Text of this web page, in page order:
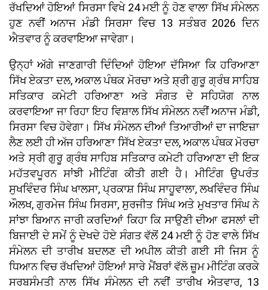
ਰੱਖਦਿਆਂ ਹੋਇਆਂ ਸਿਰਸਾ ਵਿਖੇ 24 ਮਈ ਨੂੰ ਹੋਣ ਵਾਲਾ ਸਿੱਖ ਸੰਮੇਲਨ
ਹੁਣ ਨਵੀਂ ਅਨਾਜ ਮੰਡੀ ਸਿਰਸਾ ਵਿਚ 13 ਸਤੰਬਰ 2026 ਦਿਨ
ਐਤਵਾਰ ਨੂੰ ਕਰਵਾਇਆ ਜਾਵੇਗਾ।
ਉਨ੍ਹਾਂ ਅੱਗੇ ਜਾਣਗਾਰੀ ਦਿੰਦਿਆਂ ਹੋਇਆ ਦੱਸਿਆ ਕਿ ਹਰਿਆਣਾ
ਸਿੱਖ ਏਕਤਾ ਦਲ, ਅਕਾਲ ਪੰਥਕ ਮੋਰਚਾ ਅਤੇ ਸ਼੍ਰੀ ਗੁਰੂ ਗ੍ਰੰਥ ਸਾਹਿਬ
ਸਤਿਕਾਰ ਕਮੇਟੀ ਹਰਿਆਣਾ ਅਤੇ ਸੰਗਤ ਦੇ ਸਹਿਯੋਗ ਨਾਲ
ਕਰਵਾਇਆ ਜਾ ਰਿਹਾ ਇਹ ਵਿਸ਼ਾਲ ਸਿੱਖ ਸੰਮੇਲਨ ਨਵੀਂ ਅਨਾਜ ਮੰਡੀ,
ਸਿਰਸਾ ਵਿਚ ਹੋਵੇਗਾ। ਸਿੱਖ ਸੰਮੇਲਨ ਦੀਆਂ ਤਿਆਰੀਆਂ ਦਾ ਜਾਇਜ਼ਾ
ਲੈਣ ਲਈ ਹੀ ਅੱਜ ਹਰਿਆਣਾ ਸਿੱਖ ਏਕਤਾ ਦਲ, ਅਕਾਲ ਪੰਥਕ ਮੋਰਚਾ
ਅਤੇ ਸ੍ਰੀ ਗੁਰੂ ਗ੍ਰੰਥ ਸਾਹਿਬ ਸਤਿਕਾਰ ਕਮੇਟੀ ਹਰਿਆਣਾ ਦੀ ਇਕ
ਮਹੱਤਵਪੂਰਨ ਸਾਂਝੀ ਮੀਟਿੰਗ ਕੀਤੀ ਗਈ ਹੈ। ਮੀਟਿੰਗ ਉਪਰੰਤ
ਸੁਖਵਿੰਦਰ ਸਿੰਘ ਖਾਲਸਾ, ਪ੍ਰਕਾਸ਼ ਸਿੰਘ ਸਾਹੂਵਾਲਾ, ਲਖਵਿੰਦਰ ਸਿੰਘ
ਔਲਖ, ਗੁਰਮੇਜ ਸਿੰਘ ਸਿਰਸਾ, ਸੁਰਜੀਤ ਸਿੰਘ ਅਤੇ ਮੁਖਤਾਰ ਸਿੰਘ ਨੇ
ਸਾਂਝਾ ਬਿਆਨ ਜਾਰੀ ਕਰਦਿਆਂ ਕਿਹਾ ਕਿ ਸਾਉਣੀ ਦੀਆ ਫਸਲਾਂ ਦੀ
ਬਿਜਾਈ ਦੇ ਸਮੇਂ ਨੂੰ ਦੇਖਦੇ ਹੋਏ ਸੰਗਤ ਵੱਲੋਂ 24 ਮਈ ਨੂੰ ਹੋਣ ਵਾਲੇ ਸਿੱਖ
ਸੰਮੇਲਨ ਦੀ ਤਾਰੀਖ ਬਦਲਣ ਦੀ ਅਪੀਲ ਕੀਤੀ ਗਈ ਸੀ ਜਿਸ ਨੂੰ
ਧਿਆਨ ਵਿਚ ਰੱਖਦਿਆਂ ਹੋਇਆਂ ਸਾਰੇ ਮੈਂਬਰਾਂ ਵੱਲੋ ਜ਼ੂਮ ਮੀਟਿੰਗ ਕਰਕੇ
ਸਰਬਸੰਮਤੀ ਨਾਲ ਸਿੱਖ ਸੰਮੇਲਨ ਦੀ ਨਵੀਂ ਤਾਰੀਖ ਐਤਵਾਰ, 13